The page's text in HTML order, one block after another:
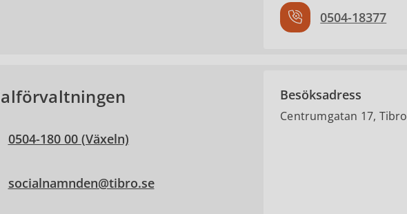
0504-18377
0504-180 00 (Växeln)
socialnamnden@tibro.se
Besöksadress
Centrumgatan 17, Tibro